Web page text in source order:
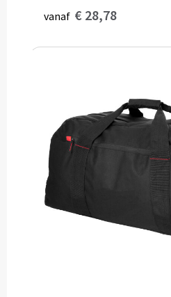
vanaf € 28,78